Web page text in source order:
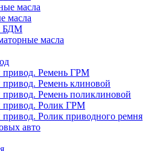
масла
масла
БДМ
масла
Ремень ГРМ
Ремень клиновой
Ремень поликлиновой
привод. Ролик ГРМ
Ролик приводного ремня
авто